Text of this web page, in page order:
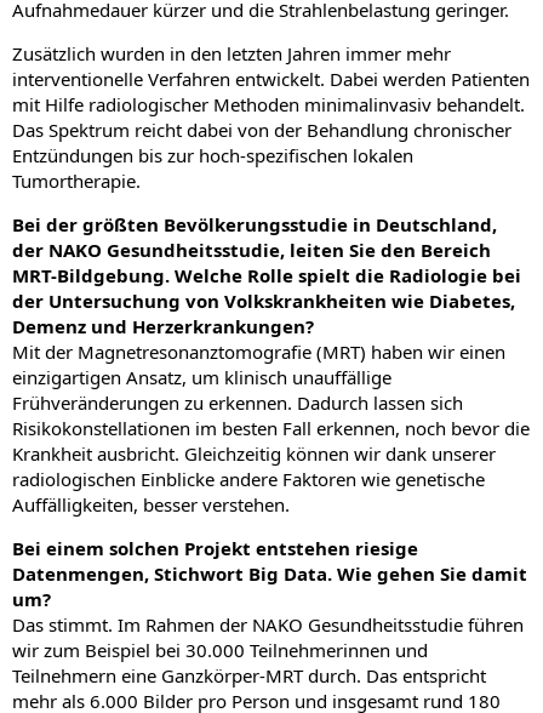
Aufnahmedauer kürzer und die Strahlenbelastung geringer.
Zusätzlich wurden in den letzten Jahren immer mehr
interventionelle Verfahren entwickelt. Dabei werden Patienten
mit Hilfe radiologischer Methoden minimalinvasiv behandelt.
Das Spektrum reicht dabei von der Behandlung chronischer
Entzündungen bis zur hoch-spezifischen lokalen
Tumortherapie.
Bei der größten Bevölkerungsstudie in Deutschland,
der NAKO Gesundheitsstudie, leiten Sie den Bereich
MRT-Bildgebung. Welche Rolle spielt die Radiologie bei
der Untersuchung von Volkskrankheiten wie Diabetes,
Demenz und Herzerkrankungen?
Mit der Magnetresonanztomografie (MRT) haben wir einen
einzigartigen Ansatz, um klinisch unauffällige
Frühveränderungen zu erkennen. Dadurch lassen sich
Risikokonstellationen im besten Fall erkennen, noch bevor die
Krankheit ausbricht. Gleichzeitig können wir dank unserer
radiologischen Einblicke andere Faktoren wie genetische
Auffälligkeiten, besser verstehen.
Bei einem solchen Projekt entstehen riesige
Datenmengen, Stichwort Big Data. Wie gehen Sie damit
um?
Das stimmt. Im Rahmen der NAKO Gesundheitsstudie führen
wir zum Beispiel bei 30.000 Teilnehmerinnen und
Teilnehmern eine Ganzkörper-MRT durch. Das entspricht
mehr als 6.000 Bilder pro Person und insgesamt rund 180